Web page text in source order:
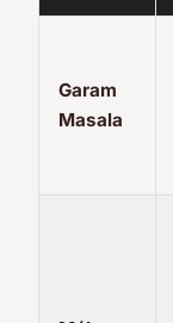
Garam
Masala